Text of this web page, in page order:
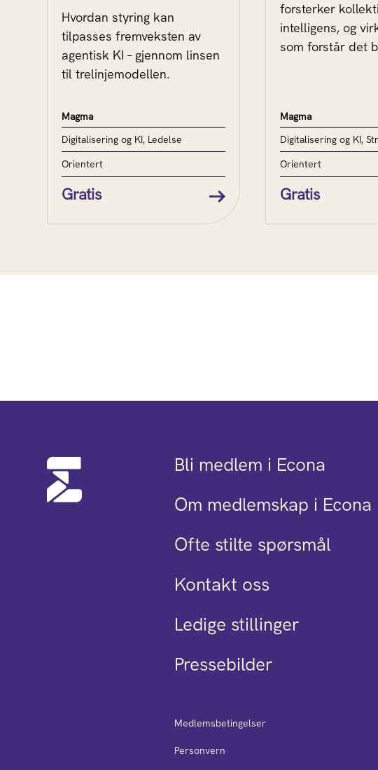
Hvordan styring kan
tilpasses fremveksten av
agentisk KI – gjennom linsen
til trelinjemodellen.
Magma
Digitalisering og KI, Ledelse
Orientert
Gratis
forsterker
intelligens, og
som forstår det
Magma
Orientert
Gratis
Bli medlem i Econa
Om medlemskap i Econa
Ofte stilte spørsmål
Kontakt oss
Ledige stillinger
Pressebilder
Medlemsbetingelser
Personvern